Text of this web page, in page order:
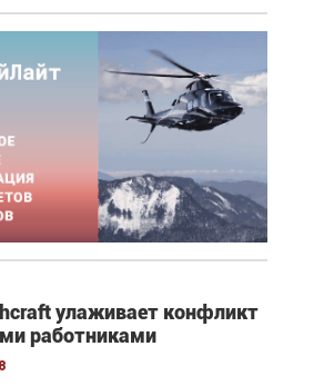
улаживает конфликт
работниками